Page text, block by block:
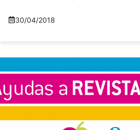
30/04/2018